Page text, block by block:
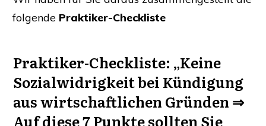
fol­gen­de Prak­ti­ker-Check­lis­te
Prak­ti­ker-Check­lis­te: „Kei­ne
Sozi­al­wid­rig­keit bei Kün­di­gung
aus wirt­schaft­li­chen Grün­den ⇒
Auf die­se 7 Punk­te soll­ten Sie